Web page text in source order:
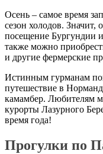
Осень – самое время
сезон холодов. Значит,
посещение Бургундии
также можно
и другие фермерские
Истинным гурманам
путешествие в
камамбер. Любителям
курорты Лазурного
время года!
Прогулки по